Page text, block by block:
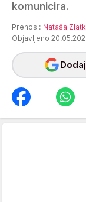
komunicira.
Prenosi: Nataša
Objavljeno